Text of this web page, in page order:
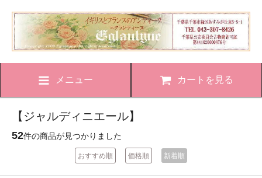
メニュー カートを見る
【ジャルディニエール】
52件の商品が見つかりました
おすすめ順 価格順 新着順